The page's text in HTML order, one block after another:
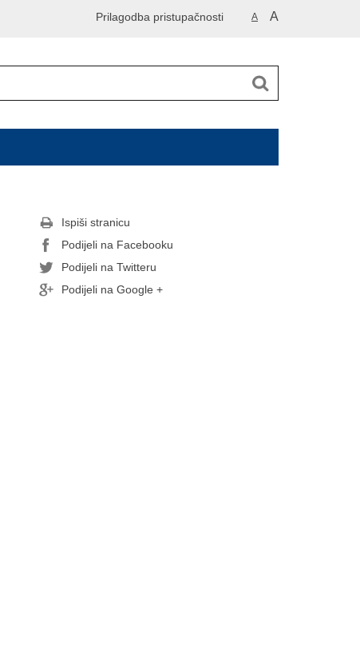
A A
Prilagodba pristupačnosti
Ispiši stranicu
Podijeli na Facebooku
Podijeli na Twitteru
Podijeli na Google +